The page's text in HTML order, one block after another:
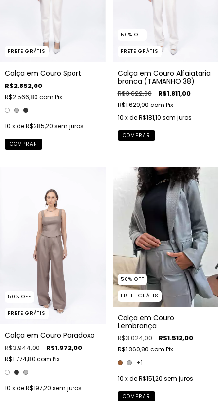
FRETE GRÁTIS
Calça em Couro Sport
R$2.852,00
R$2.566,80 com Pix
10 x deR$285,20 sem juros
COMPRAR
50% OFF
FRETE GRÁTIS
Calça em Couro Alfaiataria
branca (TAMANHO 38)
R$3.622,00 R$1.811,00
R$1.629,90 com Pix
10 x deR$181,10 sem juros
COMPRAR
50% OFF
FRETE GRÁTIS
Calça em Couro Paradoxo
R$3.944,00 R$1.972,00
R$1.774,80 com Pix
10 x deR$197,20 sem juros
50% OFF
FRETE GRÁTIS
Calça em Couro
Lembrança
R$3.024,00 R$1.512,00
R$1.360,80 com Pix
+1
10 x deR$151,20 sem juros
COMPRAR